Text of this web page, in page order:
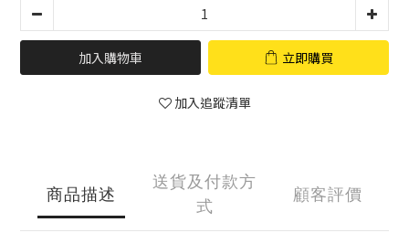
加入購物車 立即購買
加入追蹤清單
商品描述
送貨及付款方
式
顧客評價